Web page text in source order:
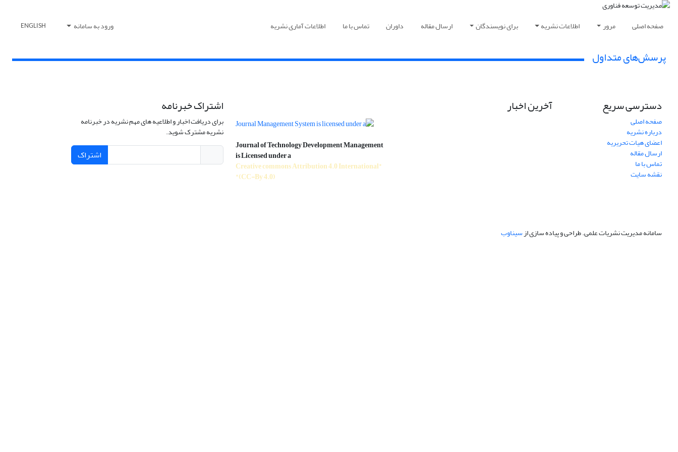
صفحه اصلی مرور اطلاعات نشریه برای نویسندگان ارسال مقاله داوران تماس با ما اطلاعات آماری نشریه ورود به سامانه ENGLISH
پرسش‌های متداول
دسترسی سریع
صفحه اصلی
درباره نشریه
اعضای هیات تحریریه
ارسال مقاله
تماس با ما
نقشه سایت
آخرین اخبار
Journal of Technology Development Management
is Licensed under a
"Creative commons Attribution 4.0 International
(CC-By 4.0)"
اشتراک خبرنامه
برای دریافت اخبار و اطلاعیه های مهم نشریه در خبرنامه
نشریه مشترک شوید.
اشتراک
سامانه مدیریت نشریات علمی.طراحی و پیاده سازی ازسیناوب